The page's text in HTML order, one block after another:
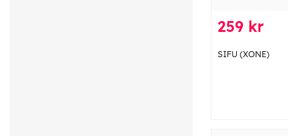
259 kr
SIFU (XONE)